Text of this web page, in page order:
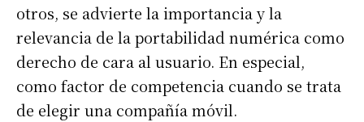
otros, se advierte la importancia y la
relevancia de la portabilidad numérica como
derecho de cara al usuario. En especial,
como factor de competencia cuando se trata
de elegir una compañía móvil.